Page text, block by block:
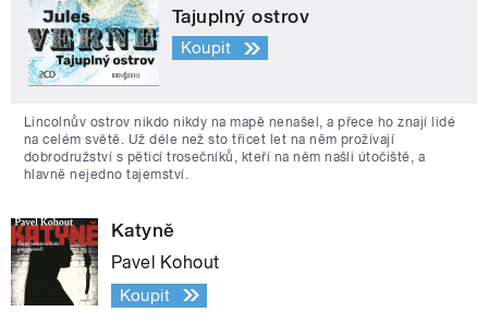
Tajuplný ostrov
Koupit
Lincolnův ostrov nikdo nikdy na mapě nenašel, a přece ho znají lidé
na celém světě. Už déle než sto třicet let na něm prožívají
dobrodružství s pěticí trosečníků, kteří na něm našli útočiště, a
hlavně nejedno tajemství.
Katyně
Pavel Kohout
Koupit